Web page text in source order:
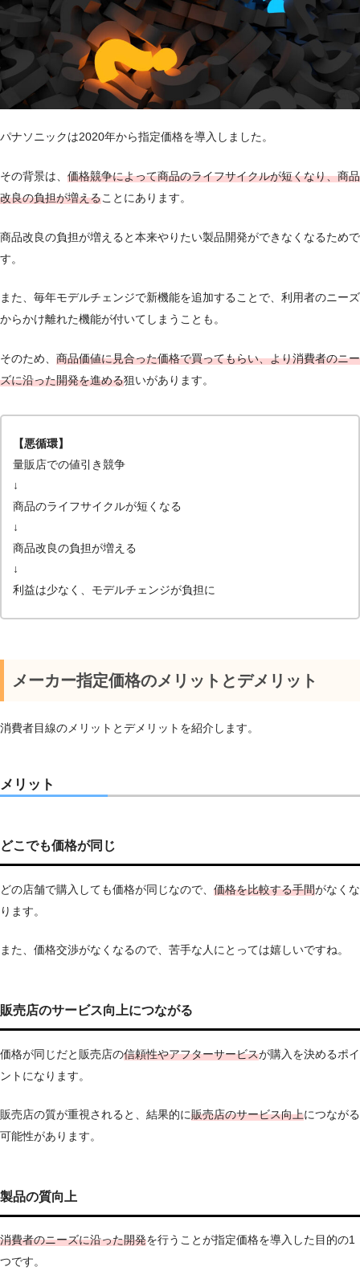
パナソニックは2020年から指定価格を導入しました。
その背景は、 価格競争によって商品のライフサイクルが短くなり、商品
改良の負担が増えることにあります。
商品改良の負担が増えると本来やりたい製品開発ができなくなるためで
す。
また、毎年モデルチェンジで新機能を追加することで、利用者のニーズ
からかけ離れた機能が付いてしまうことも。
そのため、 商品価値に見合った価格で買ってもらい、より消費者のニー
ズに沿った開発を進める狙いがあります。
【悪循環】
量販店での値引き競争
↓
商品のライフサイクルが短くなる
↓
商品改良の負担が増える
↓
利益は少なく、モデルチェンジが負担に
メーカー指定価格のメリットとデメリット
消費者目線のメリットとデメリットを紹介します。
メリット
どこでも価格が同じ
どの店舗で購入しても価格が同じなので、 価格を比較する手間がなくな
ります。
また、価格交渉がなくなるので、苦手な人にとっては嬉しいですね。
販売店のサービス向上につながる
価格が同じだと販売店の信頼性やアフターサービスが購入を決めるポイ
ントになります。
販売店の質が重視されると、結果的に販売店のサービス向上につながる
可能性があります。
製品の質向上
消費者のニーズに沿った開発を行うことが指定価格を導入した目的の1
つです。